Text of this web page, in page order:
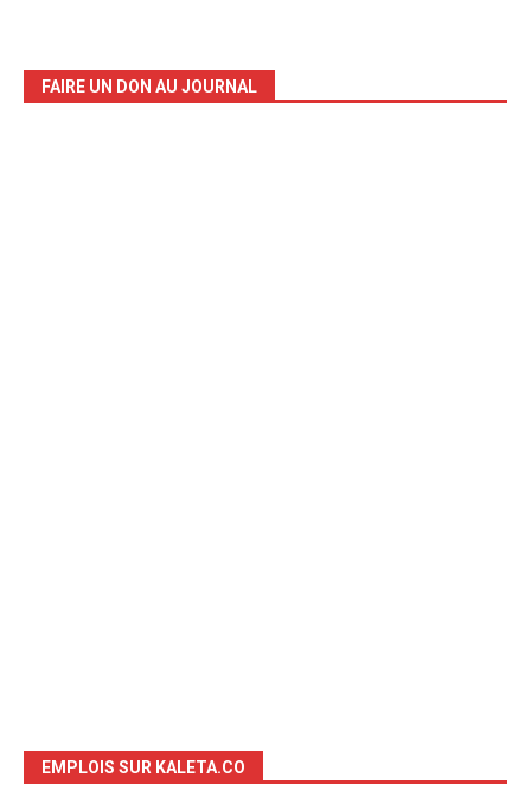
FAIRE UN DON AU JOURNAL
EMPLOIS SUR KALETA.CO